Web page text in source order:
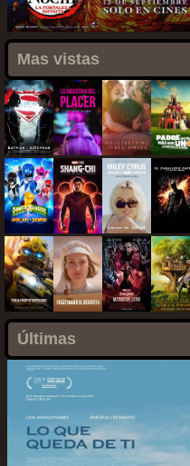
Mas vistas
Últimas